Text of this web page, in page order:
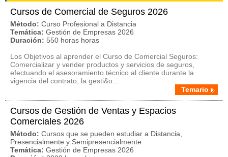
Cursos de Comercial de Seguros 2026
Método: Curso Profesional a Distancia
Temática: Gestión de Empresas 2026
Duración: 550 horas horas
Los Objetivos al aprender el Curso de Comercial Seguros:
Comercializar y vender productos y servicios de seguros,
efectuando el asesoramiento técnico al cliente durante la
vigencia del contrato, la gesti&o...
Temario
Cursos de Gestión de Ventas y Espacios
Comerciales 2026
Método: Cursos que se pueden estudiar a Distancia,
Presencialmente y Semipresencialmente
Temática: Gestión de Empresas 2026